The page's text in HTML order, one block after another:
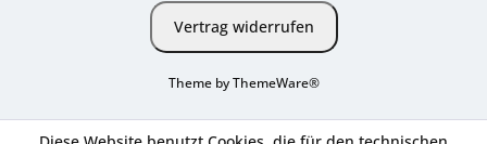
Vertrag widerrufen
Theme byThemeWare®